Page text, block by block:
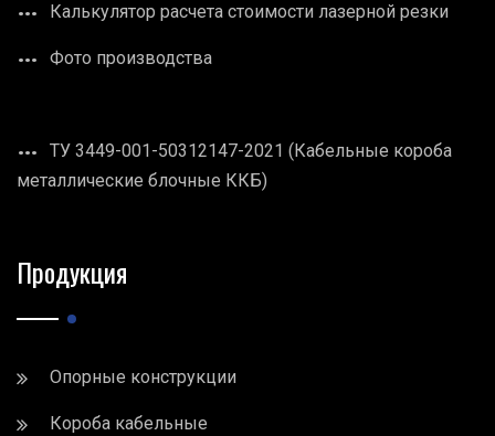
Калькулятор расчета стоимости лазерной резки
Фото производства
ТУ 3449-001-50312147-2021 (Кабельные короба
металлические блочные ККБ)
Продукция
Опорные конструкции
Короба кабельные